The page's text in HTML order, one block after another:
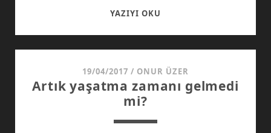
YAZIYI OKU
DEĞILDI
19/04/2017 / ONUR ÜZER
Artık yaşatma zamanı gelmedi
mi?